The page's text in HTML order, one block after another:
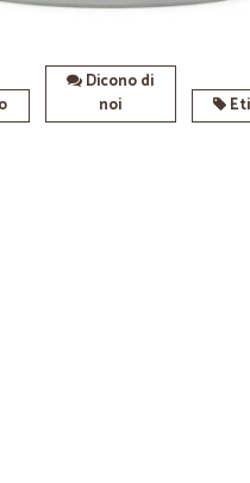
Dicono di
noi